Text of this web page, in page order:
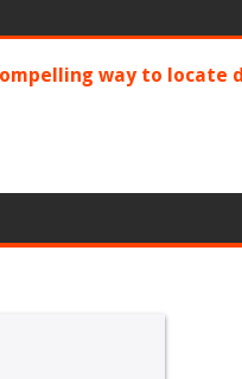
way to locate